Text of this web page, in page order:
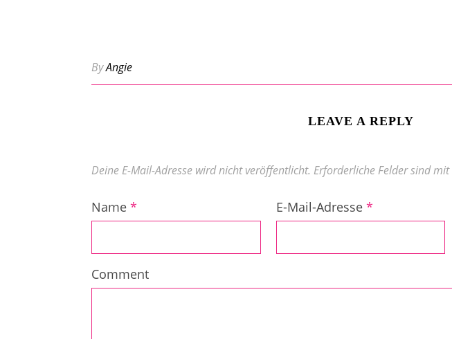
ByAngie
LEAVE A REPLY
Deine E-Mail-Adresse wird nicht veröffentlicht. Erforderliche Felder sind mit
Name * E-Mail-Adresse *
Comment